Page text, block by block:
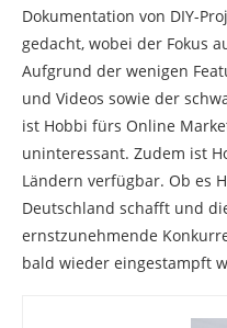
Dokumentation von DIY-
gedacht, wobei der Fokus
Aufgrund der wenigen
und Videos sowie der
ist Hobbi fürs Online
uninteressant. Zudem ist
Ländern verfügbar. Ob es
Deutschland schafft und
ernstzunehmende
bald wieder eingestampft